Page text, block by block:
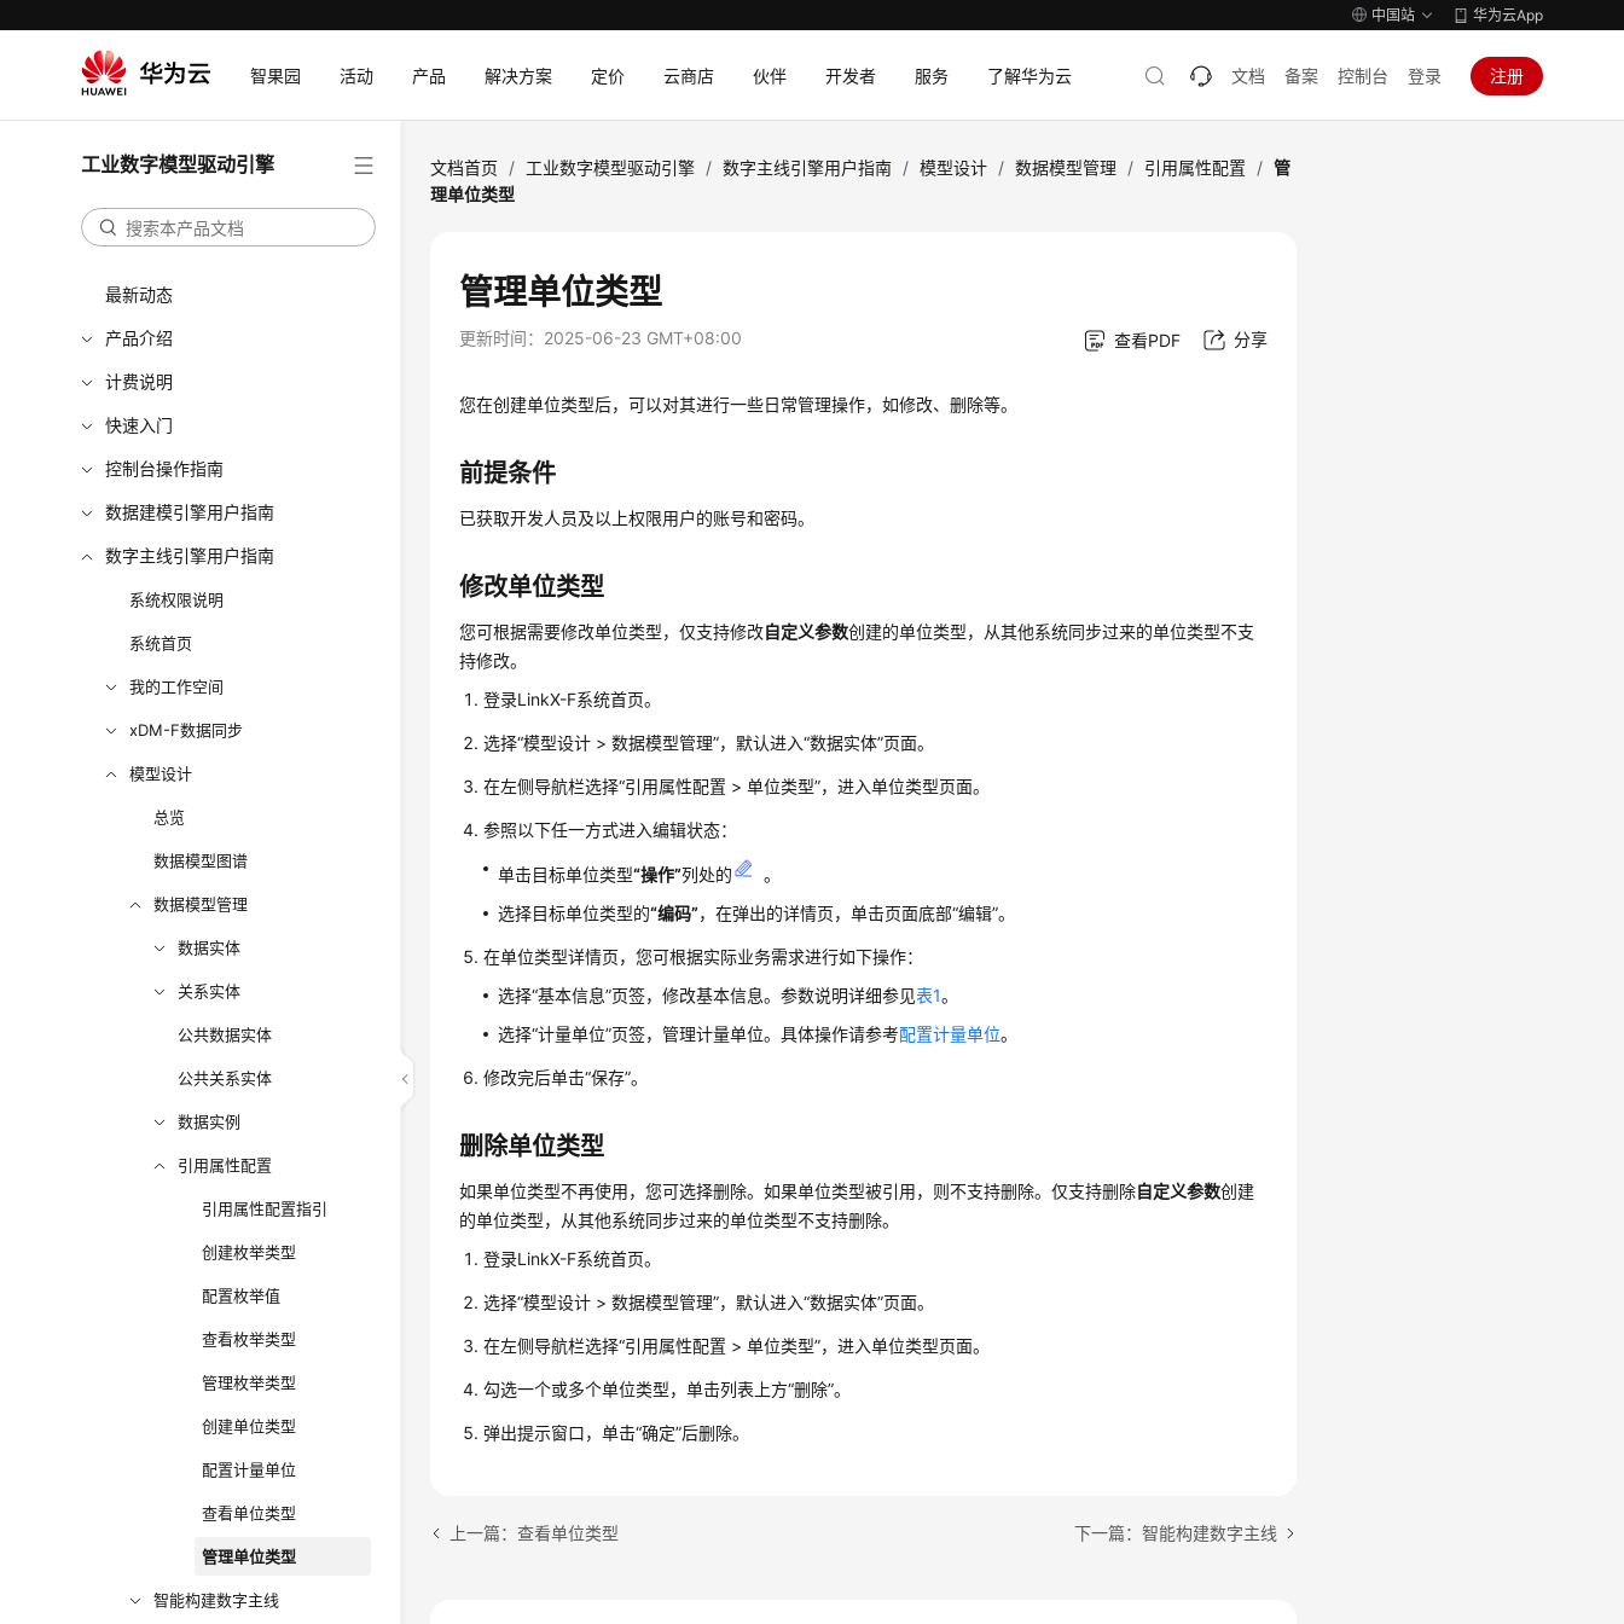
中国站 华为云App
智果园 活动 产品 解决方案 定价 云商店 伙伴 开发者 服务 了解华为云 文档 备案 控制台 登录 注册
工业数字模型驱动引擎
最新动态
产品介绍
计费说明
快速入门
控制台操作指南
数据建模引擎用户指南
数字主线引擎用户指南
系统权限说明
系统首页
我的工作空间
xDM-F数据同步
模型设计
总览
数据模型图谱
数据模型管理
数据实体
关系实体
公共数据实体
公共关系实体
数据实例
引用属性配置
引用属性配置指引
创建枚举类型
配置枚举值
查看枚举类型
管理枚举类型
创建单位类型
配置计量单位
查看单位类型
管理单位类型
智能构建数字主线
文档首页 / 工业数字模型驱动引擎 / 数字主线引擎用户指南 / 模型设计 / 数据模型管理 / 引用属性配置 / 管
理单位类型
管理单位类型
更新时间： 2025-06-23 GMT+08:00 查看PDF 分享
您在创建单位类型后，可以对其进行一些日常管理操作，如修改、删除等。
前提条件
已获取开发人员及以上权限用户的账号和密码。
修改单位类型
您可根据需要修改单位类型，仅支持修改自定义参数创建的单位类型，从其他系统同步过来的单位类型不支
持修改。
登录LinkX-F系统首页。
选择“模型设计 > 数据模型管理”，默认进入“数据实体”页面。
在左侧导航栏选择“引用属性配置 >单位类型”，进入单位类型页面。
参照以下任一方式进入编辑状态：
单击目标单位类型“操作”列处的
。
选择目标单位类型的“编码”，在弹出的详情页，单击页面底部“编辑”。
在单位类型详情页，您可根据实际业务需求进行如下操作：
选择“基本信息”页签，修改基本信息。参数说明详细参见表1。
选择“计量单位”页签，管理计量单位。具体操作请参考配置计量单位。
修改完后单击“保存”。
删除单位类型
如果单位类型不再使用，您可选择删除。如果单位类型被引用，则不支持删除。仅支持删除自定义参数创建
的单位类型，从其他系统同步过来的单位类型不支持删除。
登录LinkX-F系统首页。
选择“模型设计 > 数据模型管理”，默认进入“数据实体”页面。
在左侧导航栏选择“引用属性配置 >单位类型”，进入单位类型页面。
勾选一个或多个单位类型，单击列表上方“删除”。
弹出提示窗口，单击“确定”后删除。
上一篇：查看单位类型 下一篇：智能构建数字主线